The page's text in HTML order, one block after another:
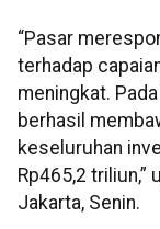
“Pasar
terhadap
meningkat.
berhasil
keseluruhan
Rp465,2
Jakarta, Senin.